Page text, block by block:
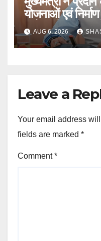
योजनाओं एवं
करोड़ की वित्तीय
AUG 6, 2026
Leave a
Your email address
fields are marked *
Comment*